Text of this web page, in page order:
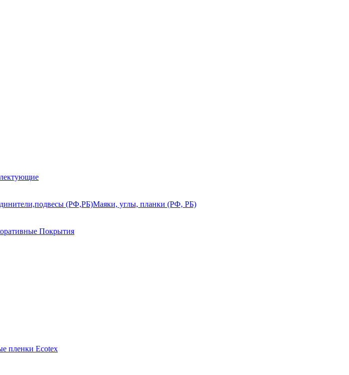
(РФ,РБ)Маяки, углы, планки (РФ, РБ)
Покрытия
пленки Ecotex